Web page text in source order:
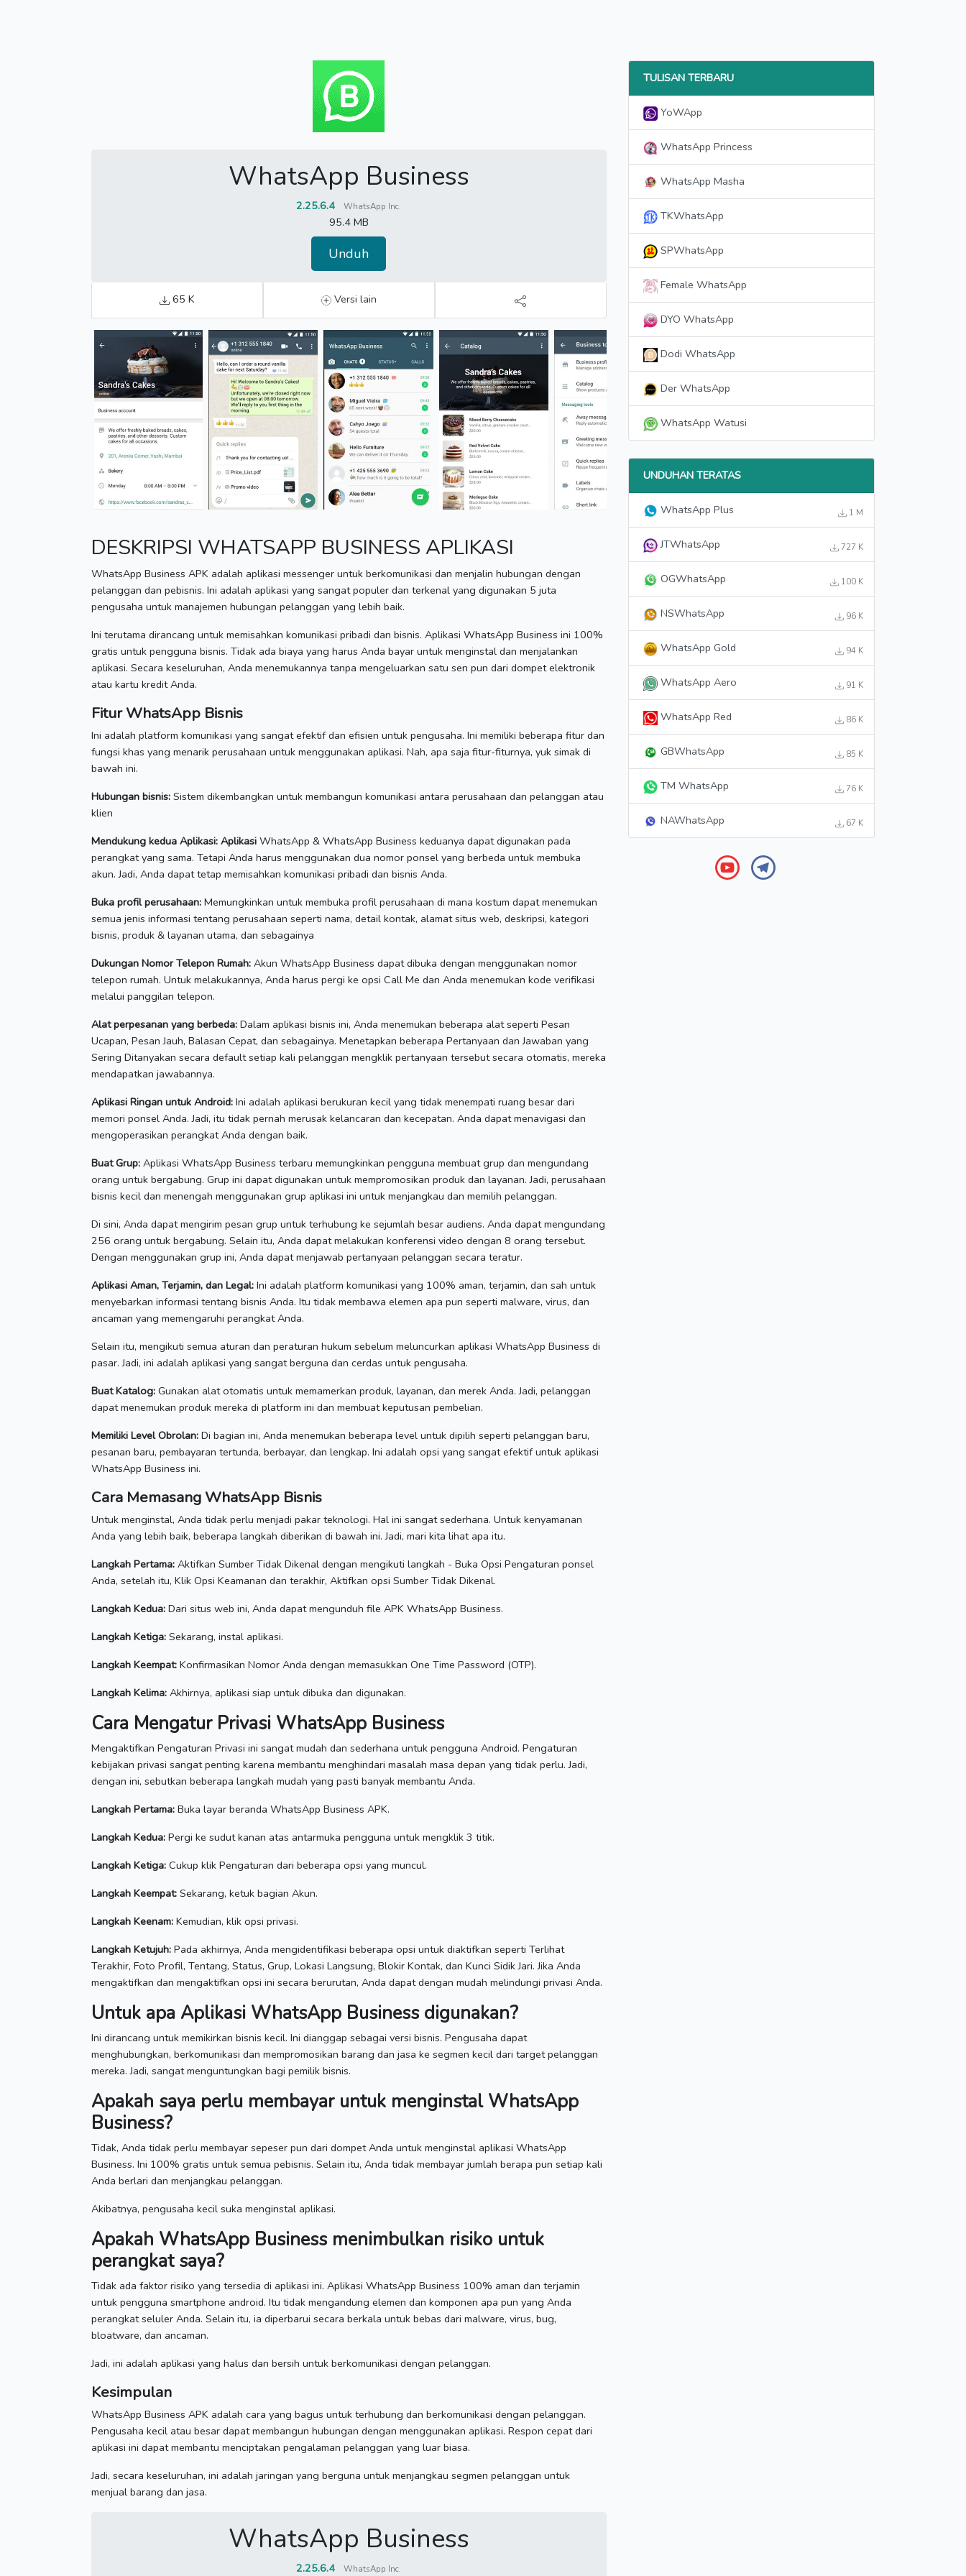
WhatsApp Business
2.25.6.4 WhatsApp Inc.
95.4 MB
Unduh
65 K Versi lain
DESKRIPSI WHATSAPP BUSINESS APLIKASI
WhatsApp Business APK adalah aplikasi messenger untuk berkomunikasi dan menjalin hubungan dengan
pelanggan dan pebisnis. Ini adalah aplikasi yang sangat populer dan terkenal yang digunakan 5 juta
pengusaha untuk manajemen hubungan pelanggan yang lebih baik.
Ini terutama dirancang untuk memisahkan komunikasi pribadi dan bisnis. Aplikasi WhatsApp Business ini 100%
gratis untuk pengguna bisnis. Tidak ada biaya yang harus Anda bayar untuk menginstal dan menjalankan
aplikasi. Secara keseluruhan, Anda menemukannya tanpa mengeluarkan satu sen pun dari dompet elektronik
atau kartu kredit Anda.
Fitur WhatsApp Bisnis
Ini adalah platform komunikasi yang sangat efektif dan efisien untuk pengusaha. Ini memiliki beberapa fitur dan
fungsi khas yang menarik perusahaan untuk menggunakan aplikasi. Nah, apa saja fitur-fiturnya, yuk simak di
bawah ini.
Hubungan bisnis: Sistem dikembangkan untuk membangun komunikasi antara perusahaan dan pelanggan atau
klien
Mendukung kedua Aplikasi: Aplikasi WhatsApp & WhatsApp Business keduanya dapat digunakan pada
perangkat yang sama. Tetapi Anda harus menggunakan dua nomor ponsel yang berbeda untuk membuka
akun.Jadi, Anda dapat tetap memisahkan komunikasi pribadi dan bisnis Anda.
Buka profil perusahaan: Memungkinkan untuk membuka profil perusahaan di mana kostum dapat menemukan
semua jenis informasi tentang perusahaan seperti nama, detail kontak, alamat situs web, deskripsi, kategori
bisnis, produk & layanan utama, dan sebagainya
Dukungan Nomor Telepon Rumah: Akun WhatsApp Business dapat dibuka dengan menggunakan nomor
telepon rumah. Untuk melakukannya, Anda harus pergi ke opsi Call Me dan Anda menemukan kode verifikasi
melalui panggilan telepon.
Alat perpesanan yang berbeda: Dalam aplikasi bisnis ini, Anda menemukan beberapa alat seperti Pesan
Ucapan, Pesan Jauh, Balasan Cepat, dan sebagainya. Menetapkan beberapa Pertanyaan dan Jawaban yang
Sering Ditanyakan secara default setiap kali pelanggan mengklik pertanyaan tersebut secara otomatis, mereka
mendapatkan jawabannya.
Aplikasi Ringan untuk Android: Ini adalah aplikasi berukuran kecil yang tidak menempati ruang besar dari
memori ponsel Anda.Jadi, itu tidak pernah merusak kelancaran dan kecepatan. Anda dapat menavigasi dan
mengoperasikan perangkat Anda dengan baik.
Buat Grup: Aplikasi WhatsApp Business terbaru memungkinkan pengguna membuat grup dan mengundang
orang untuk bergabung. Grup ini dapat digunakan untuk mempromosikan produk dan layanan.Jadi, perusahaan
bisnis kecil dan menengah menggunakan grup aplikasi ini untuk menjangkau dan memilih pelanggan.
Di sini, Anda dapat mengirim pesan grup untuk terhubung ke sejumlah besar audiens. Anda dapat mengundang
256 orang untuk bergabung. Selain itu, Anda dapat melakukan konferensi video dengan 8 orang tersebut.
Dengan menggunakan grup ini, Anda dapat menjawab pertanyaan pelanggan secara teratur.
Aplikasi Aman, Terjamin, dan Legal: Ini adalah platform komunikasi yang 100% aman, terjamin, dan sah untuk
menyebarkan informasi tentang bisnis Anda. Itu tidak membawa elemen apa pun seperti malware, virus, dan
ancaman yang memengaruhi perangkat Anda.
Selain itu, mengikuti semua aturan dan peraturan hukum sebelum meluncurkan aplikasi WhatsApp Business di
pasar.Jadi, ini adalah aplikasi yang sangat berguna dan cerdas untuk pengusaha.
Buat Katalog: Gunakan alat otomatis untuk memamerkan produk, layanan, dan merek Anda.Jadi, pelanggan
dapat menemukan produk mereka di platform ini dan membuat keputusan pembelian.
Memiliki Level Obrolan: Di bagian ini, Anda menemukan beberapa level untuk dipilih seperti pelanggan baru,
pesanan baru, pembayaran tertunda, berbayar, dan lengkap. Ini adalah opsi yang sangat efektif untuk aplikasi
WhatsApp Business ini.
Cara Memasang WhatsApp Bisnis
Untuk menginstal, Anda tidak perlu menjadi pakar teknologi. Hal ini sangat sederhana. Untuk kenyamanan
Anda yang lebih baik, beberapa langkah diberikan di bawah ini.Jadi, mari kita lihat apa itu.
Langkah Pertama: Aktifkan Sumber Tidak Dikenal dengan mengikuti langkah - Buka Opsi Pengaturan ponsel
Anda, setelah itu, Klik Opsi Keamanan dan terakhir, Aktifkan opsi Sumber Tidak Dikenal.
Langkah Kedua: Dari situs web ini, Anda dapat mengunduh file APK WhatsApp Business.
Langkah Ketiga: Sekarang, instal aplikasi.
Langkah Keempat: Konfirmasikan Nomor Anda dengan memasukkan One Time Password (OTP).
Langkah Kelima: Akhirnya, aplikasi siap untuk dibuka dan digunakan.
Cara Mengatur Privasi WhatsApp Business
Mengaktifkan Pengaturan Privasi ini sangat mudah dan sederhana untuk pengguna Android. Pengaturan
kebijakan privasi sangat penting karena membantu menghindari masalah masa depan yang tidak perlu.Jadi,
dengan ini, sebutkan beberapa langkah mudah yang pasti banyak membantu Anda.
Langkah Pertama: Buka layar beranda WhatsApp Business APK.
Langkah Kedua: Pergi ke sudut kanan atas antarmuka pengguna untuk mengklik 3 titik.
Langkah Ketiga: Cukup klik Pengaturan dari beberapa opsi yang muncul.
Langkah Keempat: Sekarang, ketuk bagian Akun.
Langkah Keenam: Kemudian, klik opsi privasi.
Langkah Ketujuh: Pada akhirnya, Anda mengidentifikasi beberapa opsi untuk diaktifkan seperti Terlihat
Terakhir, Foto Profil, Tentang, Status, Grup, Lokasi Langsung, Blokir Kontak, dan Kunci Sidik Jari.Jika Anda
mengaktifkan dan mengaktifkan opsi ini secara berurutan, Anda dapat dengan mudah melindungi privasi Anda.
Untuk apa Aplikasi WhatsApp Business digunakan?
Ini dirancang untuk memikirkan bisnis kecil. Ini dianggap sebagai versi bisnis. Pengusaha dapat
menghubungkan, berkomunikasi dan mempromosikan barang dan jasa ke segmen kecil dari target pelanggan
mereka.Jadi, sangat menguntungkan bagi pemilik bisnis.
Apakah saya perlu membayar untuk menginstal WhatsApp
Business?
Tidak, Anda tidak perlu membayar sepeser pun dari dompet Anda untuk menginstal aplikasi WhatsApp
Business. Ini 100% gratis untuk semua pebisnis. Selain itu, Anda tidak membayar jumlah berapa pun setiap kali
Anda berlari dan menjangkau pelanggan.
Akibatnya, pengusaha kecil suka menginstal aplikasi.
Apakah WhatsApp Business menimbulkan risiko untuk
perangkat saya?
Tidak ada faktor risiko yang tersedia di aplikasi ini. Aplikasi WhatsApp Business 100% aman dan terjamin
untuk pengguna smartphone android. Itu tidak mengandung elemen dan komponen apa pun yang Anda
perangkat seluler Anda. Selain itu, ia diperbarui secara berkala untuk bebas dari malware, virus, bug,
bloatware, dan ancaman.
Jadi, ini adalah aplikasi yang halus dan bersih untuk berkomunikasi dengan pelanggan.
Kesimpulan
WhatsApp Business APK adalah cara yang bagus untuk terhubung dan berkomunikasi dengan pelanggan.
Pengusaha kecil atau besar dapat membangun hubungan dengan menggunakan aplikasi. Respon cepat dari
aplikasi ini dapat membantu menciptakan pengalaman pelanggan yang luar biasa.
Jadi, secara keseluruhan, ini adalah jaringan yang berguna untuk menjangkau segmen pelanggan untuk
menjual barang dan jasa.
WhatsApp Business
2.25.6.4 WhatsApp Inc.
TULISAN TERBARU
YoWApp
WhatsApp Princess
WhatsApp Masha
TKWhatsApp
SPWhatsApp
Female WhatsApp
DYO WhatsApp
Dodi WhatsApp
Der WhatsApp
WhatsApp Watusi
UNDUHAN TERATAS
WhatsApp Plus 1 M
JTWhatsApp 727 K
OGWhatsApp 100 K
NSWhatsApp 96 K
WhatsApp Gold 94 K
WhatsApp Aero 91 K
WhatsApp Red 86 K
GBWhatsApp 85 K
TM WhatsApp 76 K
NAWhatsApp 67 K